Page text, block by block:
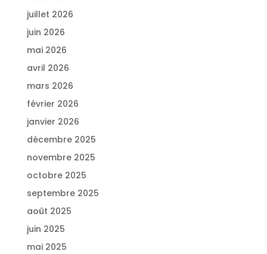
juillet 2026
juin 2026
mai 2026
avril 2026
mars 2026
février 2026
janvier 2026
décembre 2025
novembre 2025
octobre 2025
septembre 2025
août 2025
juin 2025
mai 2025